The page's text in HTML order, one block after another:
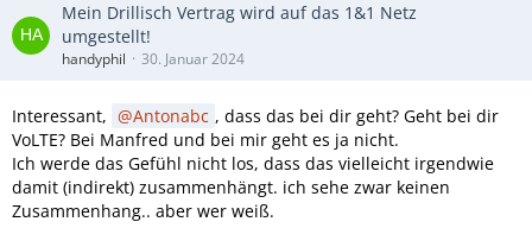
Mein Drillisch Vertrag wird auf das 1&1 Netz
umgestellt!
handyphil 30. Januar 2024
Interessant, Antonabc , dass das bei dir geht? Geht bei dir
VoLTE? Bei Manfred und bei mir geht es ja nicht.
Ich werde das Gefühl nicht los, dass das vielleicht irgendwie
damit (indirekt) zusammenhängt. ich sehe zwar keinen
Zusammenhang.. aber wer weiß.